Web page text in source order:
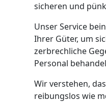
sicheren und
Unser Service
Ihrer Güter, um
zerbrechliche
Personal
Wir verstehen,
reibungslos wie